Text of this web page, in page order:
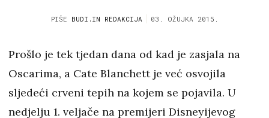
PIŠE BUDI.IN REDAKCIJA 03. OŽUJKA 2015.
Prošlo je tek tjedan dana od kad je zasjala na
Oscarima, a Cate Blanchett je već osvojila
sljedeći crveni tepih na kojem se pojavila. U
nedjelju 1. veljače na premijeri Disneyijevog